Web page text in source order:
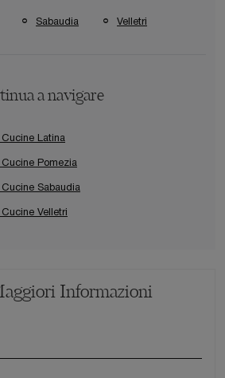
Sabaudia Velletri
a navigare
Latina
Pomezia
Sabaudia
Velletri
Informazioni